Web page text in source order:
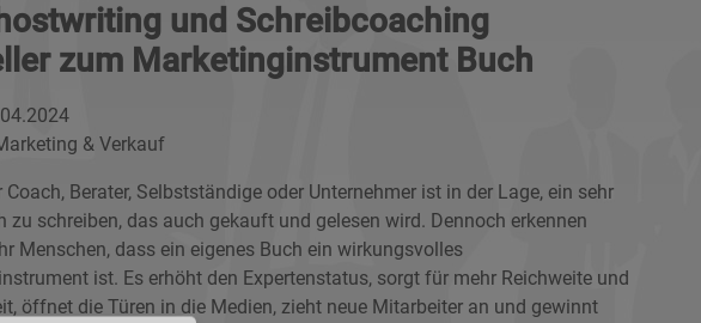
und Schreibcoaching
zum Marketinginstrument Buch
& Verkauf
Coach, Berater, Selbstständige oder Unternehmer ist in der Lage, ein sehr
zu schreiben, das auch gekauft und gelesen wird. Dennoch erkennen
Menschen, dass ein eigenes Buch ein wirkungsvolles
ist. Es erhöht den Expertenstatus, sorgt für mehr Reichweite und
öffnet die Türen in die Medien, zieht neue Mitarbeiter an und gewinnt